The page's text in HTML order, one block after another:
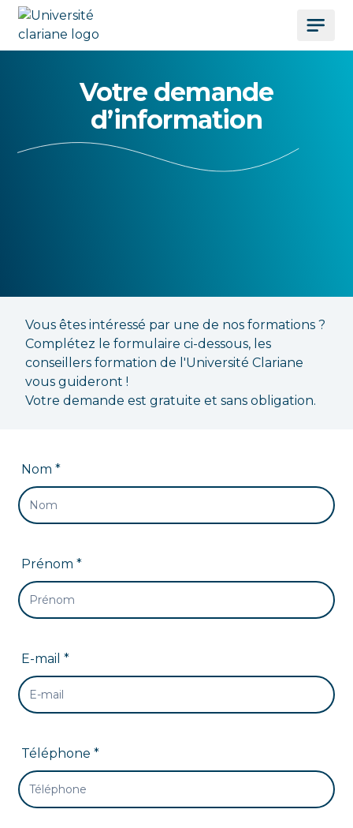
Votre demande
d’information
Vous êtes intéressé par une de nos formations ?
Complétez le formulaire ci-dessous, les
conseillers formation de l'Université Clariane
vous guideront !
Votre demande est gratuite et sans obligation.
Nom *
Prénom *
E-mail *
Téléphone *